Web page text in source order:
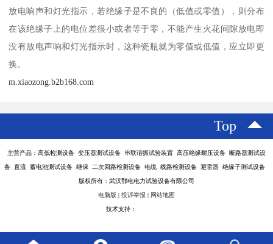
放电响声和灯光指示，若绝缘子是不良的（低值或零值），则分布
在该绝缘子上的电位差很小或者等于零，不能产生火花间隙放电即
没有放电声响和灯光指示时，这种瓷瓶就为零值或低值，应立即更
换。
m.xiaozong.b2b168.com
Top
主营产品：高低检测设备 变压器测试设备 串联谐振试验装置 高压绝缘耐压设备 断路器测试设
备 直流 蓄电池测试设备 继保 二次回路检测设备 电缆 线路检测设备 避雷器 绝缘子测试设备
版权所有：武汉鄂电电力试验设备有限公司
电脑版 投诉举报 网站地图
技术支持：